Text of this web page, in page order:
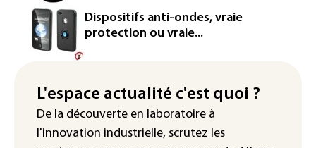
Le magazine VSD racheté par
l'entrepreneur Vianney d'Alançon
La production française de maïs
"Retour en force" progressif de la
chaleur dans les prochains jours en
France
Dispositifs anti-ondes, vraie
protection ou vraie...
L'espace actualité c'est quoi ?
De la découverte en laboratoire à
l'innovation industrielle, scrutez les